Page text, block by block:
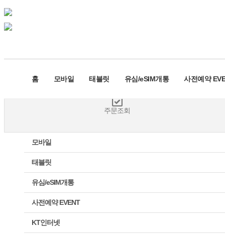
주문조회
모바일
태블릿
유심/eSIM개통
사전예약 EVENT
KT인터넷
홈 모바일 태블릿 유심/eSIM개통 사전예약